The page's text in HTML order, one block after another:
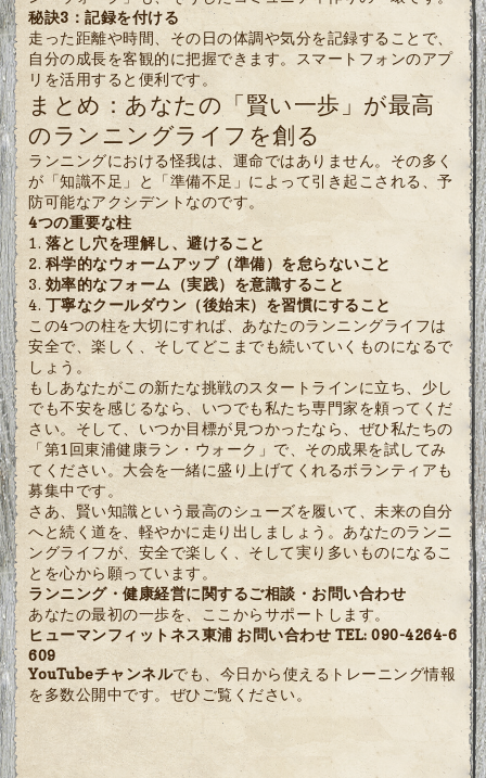
秘訣3：記録を付ける
走った距離や時間、その日の体調や気分を記録することで、
自分の成長を客観的に把握できます。スマートフォンのアプ
リを活用すると便利です。
まとめ：あなたの「賢い一歩」が最高
のランニングライフを創る
ランニングにおける怪我は、運命ではありません。その多く
が「知識不足」と「準備不足」によって引き起こされる、予
防可能なアクシデントなのです。
4つの重要な柱
落とし穴を理解し、避けること
科学的なウォームアップ（準備）を怠らないこと
効率的なフォーム（実践）を意識すること
丁寧なクールダウン（後始末）を習慣にすること
この4つの柱を大切にすれば、あなたのランニングライフは
安全で、楽しく、そしてどこまでも続いていくものになるで
しょう。
もしあなたがこの新たな挑戦のスタートラインに立ち、少し
でも不安を感じるなら、いつでも私たち専門家を頼ってくだ
さい。そして、いつか目標が見つかったなら、ぜひ私たちの
「第1回東浦健康ラン・ウォーク」で、その成果を試してみ
てください。大会を一緒に盛り上げてくれるボランティアも
募集中です。
さあ、賢い知識という最高のシューズを履いて、未来の自分
へと続く道を、軽やかに走り出しましょう。あなたのランニ
ングライフが、安全で楽しく、そして実り多いものになるこ
とを心から願っています。
ランニング・健康経営に関するご相談・お問い合わせ
あなたの最初の一歩を、ここからサポートします。
ヒューマンフィットネス東浦 お問い合わせ TEL: 090-4264-6
609
YouTubeチャンネルでも、今日から使えるトレーニング情報
を多数公開中です。ぜひご覧ください。